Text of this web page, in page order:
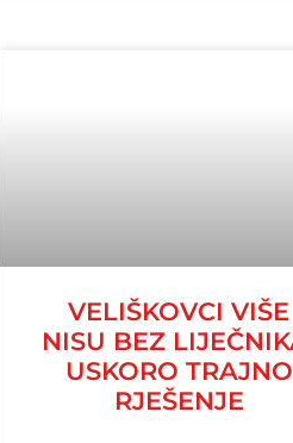
VELIŠKOVCI VIŠE
NISU BEZ
USKORO TRAJNO
RJEŠENJE